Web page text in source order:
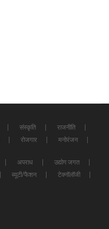
संस्कृति
राजनीति
रोजगार
मनोरंजन
अपराध
उद्योग जगत
ब्यूटी/फैशन
टेक्नॉलॉजी